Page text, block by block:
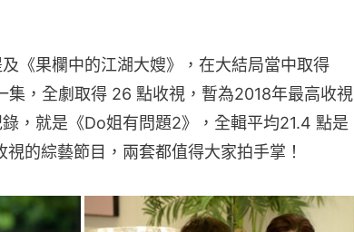
《果欄中的江湖大嫂》，在大結局當中取得
集，全劇取得 26 點收視，暫為2018年最高收視
，就是《Do姐有問題2》，全輯平均21.4 點是
的綜藝節目，兩套都值得大家拍手掌！